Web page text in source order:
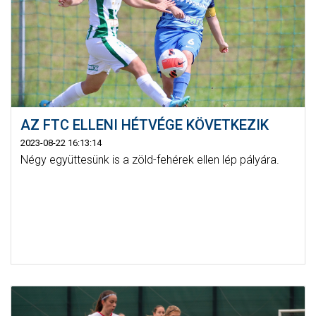
AZ FTC ELLENI HÉTVÉGE KÖVETKEZIK
2023-08-22 16:13:14
Négy együttesünk is a zöld-fehérek ellen lép pályára.